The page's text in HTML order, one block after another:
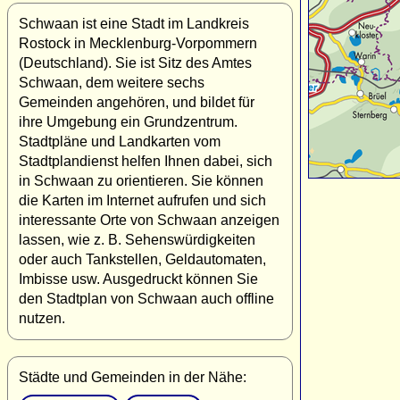
Schwaan ist eine Stadt im Landkreis
Rostock in Mecklenburg-Vorpommern
(Deutschland). Sie ist Sitz des Amtes
Schwaan, dem weitere sechs
Gemeinden angehören, und bildet für
ihre Umgebung ein Grundzentrum.
Stadtpläne und Landkarten vom
Stadtplandienst helfen Ihnen dabei, sich
in Schwaan zu orientieren. Sie können
die Karten im Internet aufrufen und sich
interessante Orte von Schwaan anzeigen
lassen, wie z. B. Sehenswürdigkeiten
oder auch Tankstellen, Geldautomaten,
Imbisse usw. Ausgedruckt können Sie
den Stadtplan von Schwaan auch offline
nutzen.
Städte und Gemeinden in der Nähe: